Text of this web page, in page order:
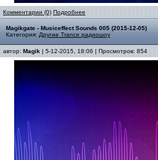
Комментарии (0) Подробнее
Magikgate - Musiceffect Sounds 005 (2015-12-05)
Категория: Другие Trance радиошоу
автор: Magik | 5-12-2015, 18:06 | Просмотров: 854